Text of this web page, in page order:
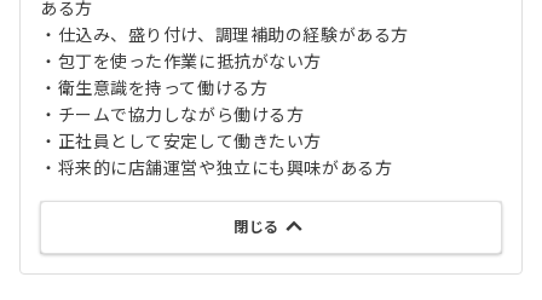
ある方
・仕込み、盛り付け、調理補助の経験がある方
・包丁を使った作業に抵抗がない方
・衛生意識を持って働ける方
・チームで協力しながら働ける方
・正社員として安定して働きたい方
・将来的に店舗運営や独立にも興味がある方
閉じる